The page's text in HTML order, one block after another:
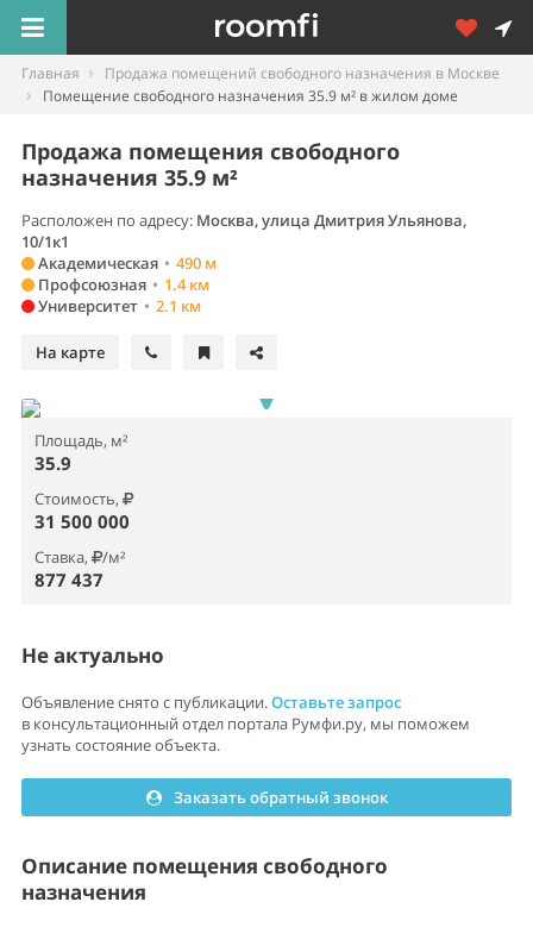
Главная
Продажа помещений свободного назначения в Москве
Помещение свободного назначения 35.9 м² в жилом доме
Продажа помещения свободного
назначения 35.9 м²
Расположен по адресу: Москва, улица Дмитрия Ульянова,
10/1к1
Академическая • 490 м
Профсоюзная • 1.4 км
Университет • 2.1 км
На карте
Площадь, м²
35.9
Стоимость,
31 500 000
Ставка, /м²
877 437
Не актуально
Объявление снято с публикации.Оставьте запрос
в консультационный отдел портала Румфи.ру, мы поможем
узнать состояние объекта.
Заказать обратный звонок
Описание помещения свободного
назначения